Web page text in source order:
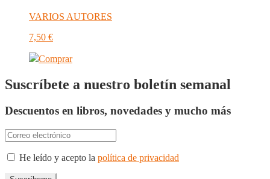
VARIOS AUTORES
7,50 €
Comprar
Suscríbete a nuestro boletín semanal
Descuentos en libros, novedades y mucho más
He leído y acepto la política de privacidad